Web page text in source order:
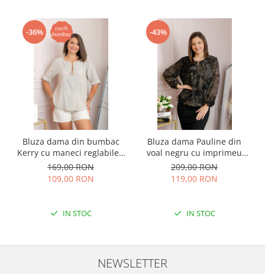
-36%
Bluza dama din bumbac
Kerry cu maneci reglabile -
Ecru
169,00 RON
109,00 RON
IN STOC
-43%
Bluza dama Pauline din
voal negru cu imprimeu
floral auriu
209,00 RON
119,00 RON
IN STOC
NEWSLETTER